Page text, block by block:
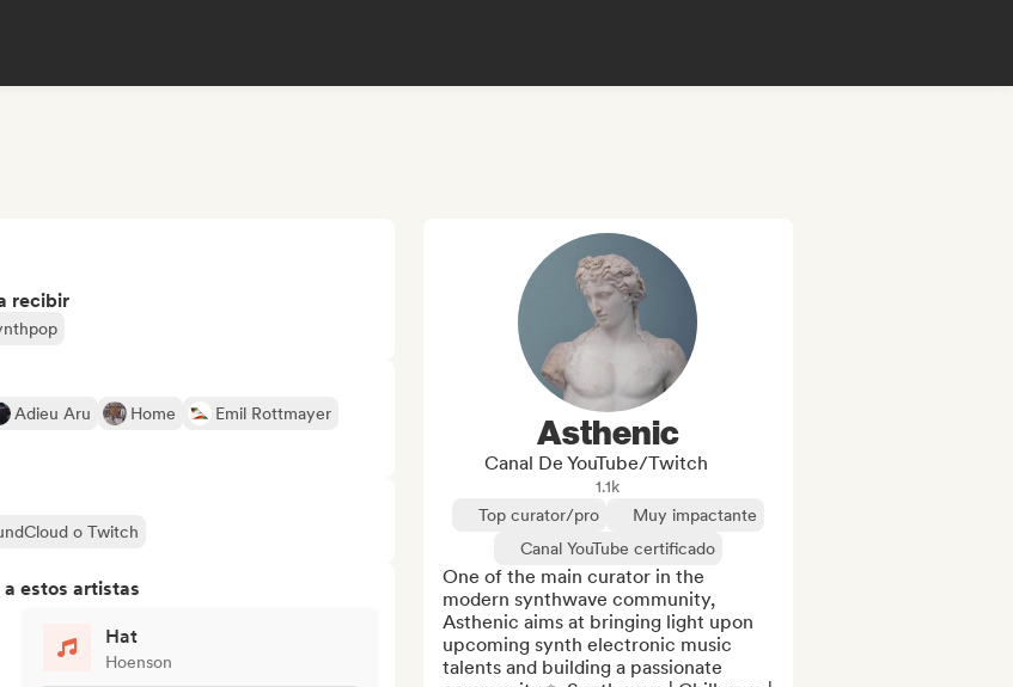
recibir
Adieu Aru Home
Emil Rottmayer
o Twitch
estos artistas
Hat
Hoenson
Asthenic
Canal De YouTube/Twitch
1.1k
Top curator/pro
Muy impactante
Canal YouTube certificado
One of the main curator in the
modern synthwave community,
Asthenic aims at bringing light upon
upcoming synth electronic music
talents and building a passionate